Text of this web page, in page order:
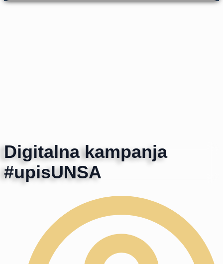
Digitalna kampanja
#upisUNSA